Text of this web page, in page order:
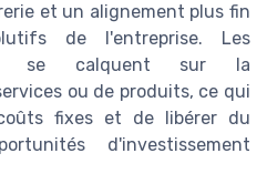
et un alignement plus fin
de l'entreprise. Les
se calquent sur la
ou de produits, ce qui
fixes et de libérer du
d'investissement